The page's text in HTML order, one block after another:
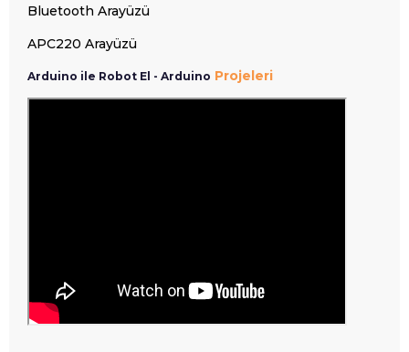
Bluetooth Arayüzü
APC220 Arayüzü
Arduino ile Robot El - Arduino Projeleri